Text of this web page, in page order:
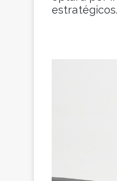
estratégicos.